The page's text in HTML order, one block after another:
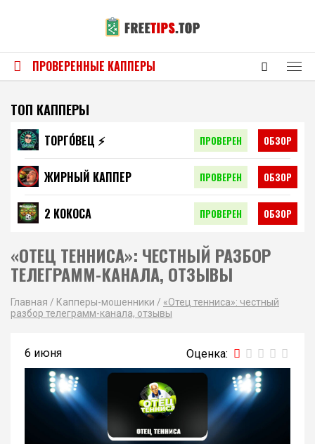
ПРОВЕРЕННЫЕ КАППЕРЫ
ТОП КАППЕРЫ
ТОРГО́ВЕЦ ⚡️ ПРОВЕРЕН ОБЗОР
ЖИРНЫЙ КАППЕР ПРОВЕРЕН ОБЗОР
2 КОКОСА ПРОВЕРЕН ОБЗОР
«ОТЕЦ ТЕННИСА»: ЧЕСТНЫЙ РАЗБОР
ТЕЛЕГРАММ-КАНАЛА, ОТЗЫВЫ
Главная / Капперы-мошенники / «Отец тенниса»: честный
разбор телеграмм-канала, отзывы
6 июня